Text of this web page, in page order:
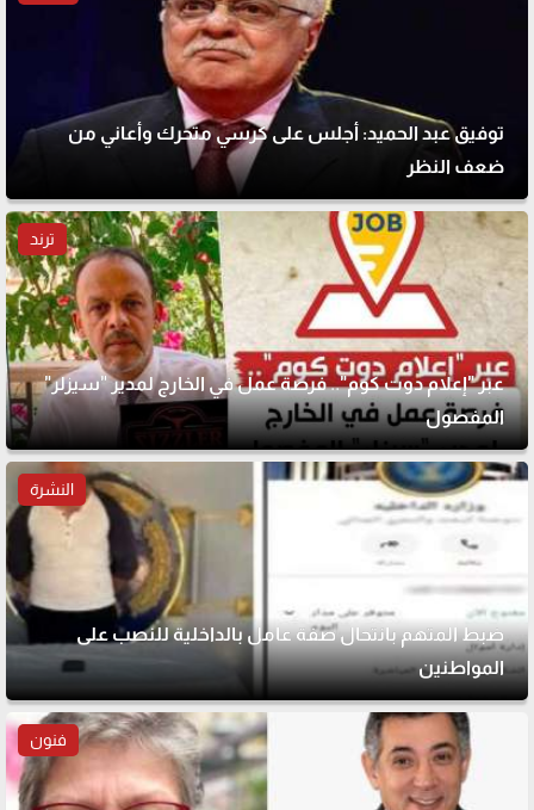
توفيق عبد الحميد: أجلس على كرسي متحرك وأعاني من
ضعف النظر
ترند
عبر "إعلام دوت كوم".. فرصة عمل في الخارج لمدير "سيزلر"
المفصول
النشرة
ضبط المتهم بانتحال صفة عامل بالداخلية للنصب على
المواطنين
فنون